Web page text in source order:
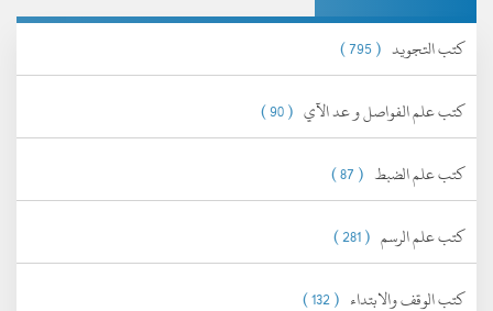
كتب التجويد ( 795 )
كتب علم الفواصل و عد الآي ( 90 )
كتب علم الضبط ( 87 )
كتب علم الرسم ( 281 )
كتب الوقف والابتداء ( 132 )